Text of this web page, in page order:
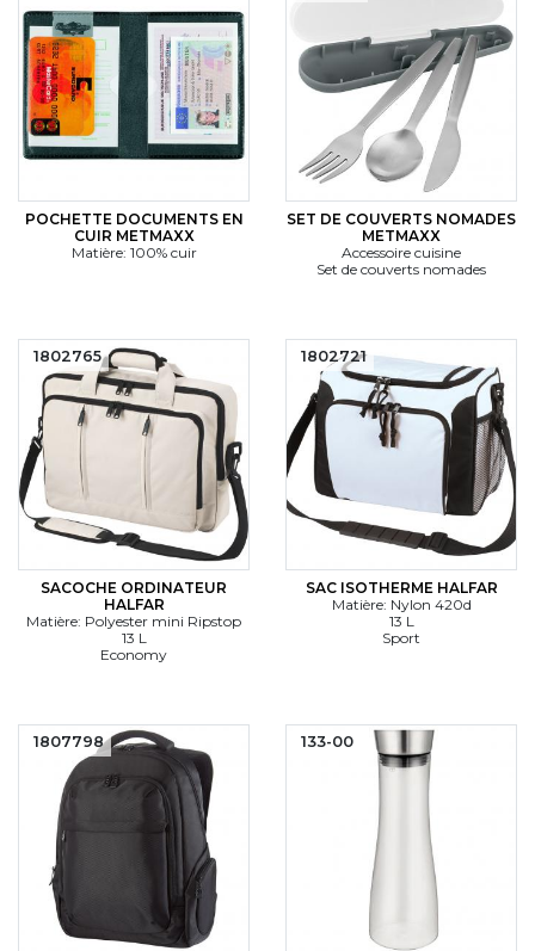
POCHETTE DOCUMENTS EN
CUIR METMAXX
Matière: 100% cuir
SET DE COUVERTS NOMADES
METMAXX
Accessoire cuisine
Set de couverts nomades
SACOCHE ORDINATEUR
HALFAR
Matière: Polyester mini Ripstop
13 L
Economy
1802765
SAC ISOTHERME HALFAR
Matière: Nylon 420d
13 L
Sport
1802721
1807798 133-00